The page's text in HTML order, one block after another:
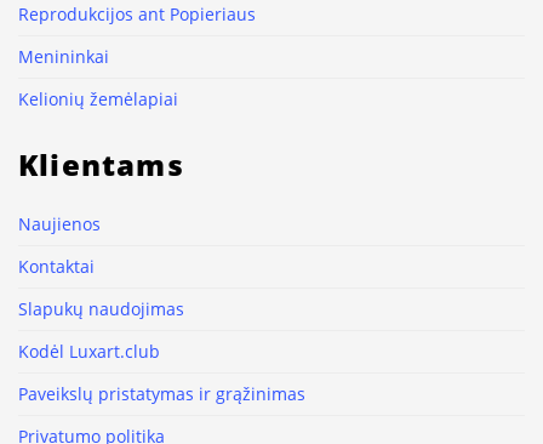
Reprodukcijos ant Popieriaus
Menininkai
Kelionių žemėlapiai
Klientams
Naujienos
Kontaktai
Slapukų naudojimas
Kodėl Luxart.club
Paveikslų pristatymas ir grąžinimas
Privatumo politika